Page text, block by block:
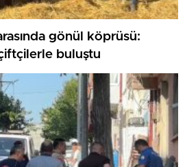
gönül köprüsü:
buluştu